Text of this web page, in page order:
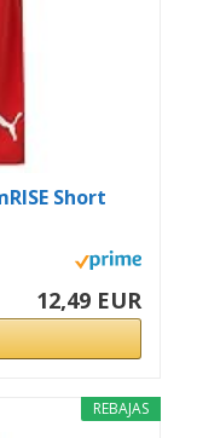
Short
12,49 EUR
REBAJAS